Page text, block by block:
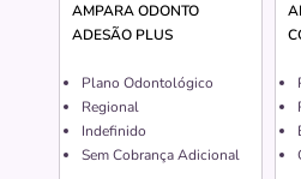
AMPARA ODONTO
ADESÃO PLUS
Plano Odontológico
Regional
Indefinido
Sem Cobrança Adicional